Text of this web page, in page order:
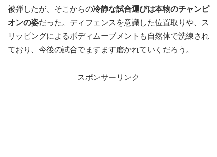
被弾したが、そこからの冷静な試合運びは本物のチャンピ
オンの姿だった。ディフェンスを意識した位置取りや、ス
リッピングによるボディムーブメントも自然体で洗練され
ており、今後の試合でますます磨かれていくだろう。
スポンサーリンク